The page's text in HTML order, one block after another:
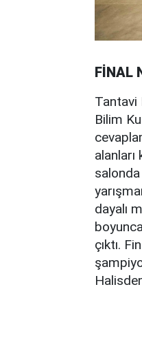
FİNAL
Tantavi
Bilim
dayalı
çıktı.